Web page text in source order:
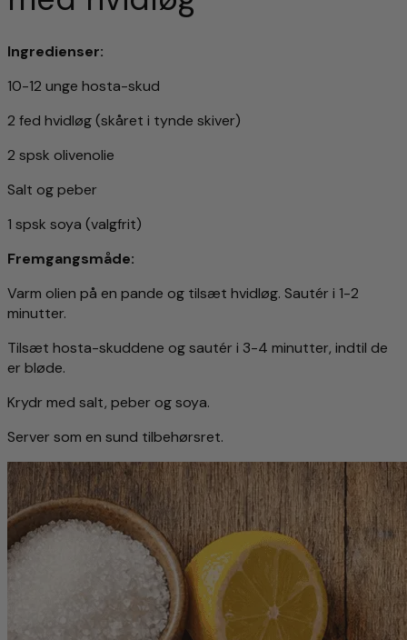
Ingredienser:
10-12 unge hosta-skud
2 fed hvidløg (skåret i tynde skiver)
2 spsk olivenolie
Salt og peber
1 spsk soya (valgfrit)
Fremgangsmåde:
Varm olien på en pande og tilsæt hvidløg. Sautér i 1-2
minutter.
Tilsæt hosta-skuddene og sautér i 3-4 minutter, indtil de
er bløde.
Krydr med salt, peber og soya.
Server som en sund tilbehørsret.